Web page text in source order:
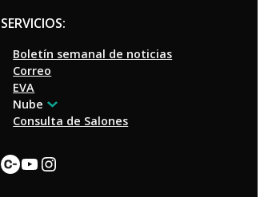
SERVICIOS:
Boletín semanal de noticias
Correo
EVA
Nube
Consulta de Salones
Enlace
YouTube
Instagram